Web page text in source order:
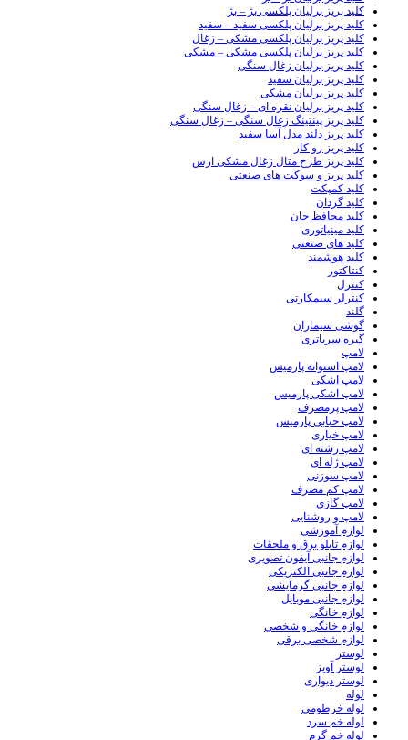
کلید پریز برلیان پلکسی بژ – بژ
کلید پریز برلیان پلکسی سفید – سفید
کلید پریز برلیان پلکسی مشکی – زغال
کلید پریز برلیان پلکسی مشکی – مشکی
کلید پریز برلیان زغال سنگی
کلید پریز برلیان سفید
کلید پریز برلیان مشکی
کلید پریز برلیان نقره ای – زغال سنگی
کلید پریز پینتینگ زغال سنگی – زغال سنگی
کلید پریز دلند مدل آسا سفید
کلید پریز رو کار
کلید پریز طرح متال زغال مشکی ارس
کلید پریز و سوکت های صنعتی
کلید کمپکت
کلید گردان
کلید محافظ جان
کلید مینیاتوری
کلید های صنعتی
کلید هوشمند
کنتاکتور
کنترل
کنترلر سیمکارتی
گلند
گوشی سیماران
گیره سرباتری
لامپ
لامپ استوانه پارمیس
لامپ اشکی
لامپ اشکی پارمیس
لامپ پرمصرف
لامپ حبابی پارمیس
لامپ خیاری
لامپ رشته ای
لامپ ژله ای
لامپ سوزنی
لامپ کم مصرف
لامپ گازی
لامپ و روشنایی
لوازم آموزشی
لوازم تابلو برق و ملحقات
لوازم جانبی آیفون تصویری
لوازم جانبی الکتریکی
لوازم جانبی گرمایشی
لوازم جانبی موبایل
لوازم خانگی
لوازم خانگی و شخصی
لوازم شخصی برقی
لوستر
لوستر آویز
لوستر دیواری
لوله
لوله خرطومی
لوله خم سرد
لوله خم گرم